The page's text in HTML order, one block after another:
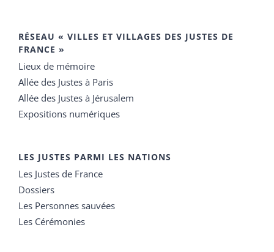
RÉSEAU « VILLES ET VILLAGES DES JUSTES DE
FRANCE »
Lieux de mémoire
Allée des Justes à Paris
Allée des Justes à Jérusalem
Expositions numériques
LES JUSTES PARMI LES NATIONS
Les Justes de France
Dossiers
Les Personnes sauvées
Les Cérémonies